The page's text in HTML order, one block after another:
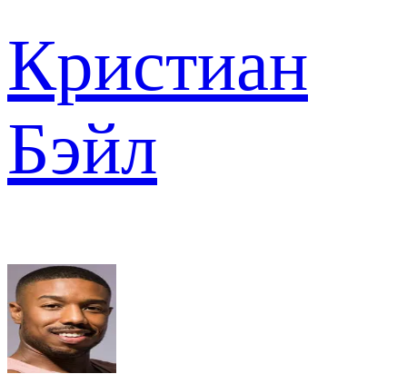
Кристиан
Бэйл